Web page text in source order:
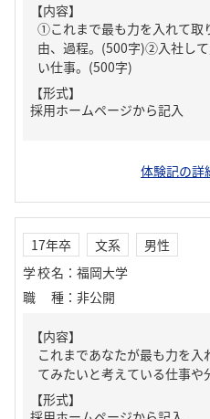
【内容】
①これまで最も力を入れて取
由、過程。(500字)②入社し
い仕事。(500字)
【形式】
採用ホームページから記入
体験記の詳
17年卒 文系
男性
学校名 ： 福岡大学
職種 ： 非公開
【内容】
これまであなたが最も力を
てみたいと考えている仕事や
【形式】